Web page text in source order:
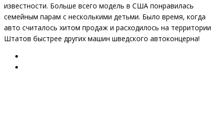
известности. Больше всего модель в США понравилась
семейным парам с несколькими детьми. Было время, когда
авто считалось хитом продаж и расходилось на территории
Штатов быстрее других машин шведского автоконцерна!